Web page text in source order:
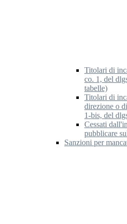
Titolari di
co. 1, del
tabelle)
Titolari di
direzione o
1-bis, del
Cessati
pubblicare
Sanzioni per